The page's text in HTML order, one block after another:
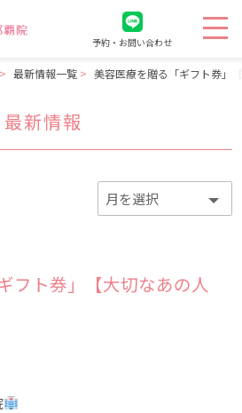
予約・お問い合わせ
最新情報一覧 美容医療を贈る「ギフト券」
最新情報
フト券」【大切なあの人